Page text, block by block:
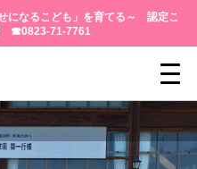
になるこども」を育てる～ 認定こ
☎0823-71-7761